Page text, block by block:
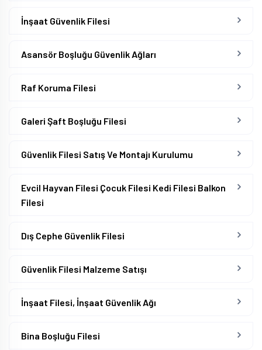
İnşaat Güvenlik Filesi
Asansör Boşluğu Güvenlik Ağları
Raf Koruma Filesi
Galeri Şaft Boşluğu Filesi
Güvenlik Filesi Satış Ve Montajı Kurulumu
Evcil Hayvan Filesi Çocuk Filesi Kedi Filesi Balkon
Filesi
Dış Cephe Güvenlik Filesi
Güvenlik Filesi Malzeme Satışı
İnşaat Filesi, İnşaat Güvenlik Ağı
Bina Boşluğu Filesi